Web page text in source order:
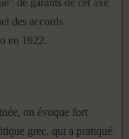
de garants de cet axe
des accords
en 1922.
on évoque fort
grec, qui a pratiqué